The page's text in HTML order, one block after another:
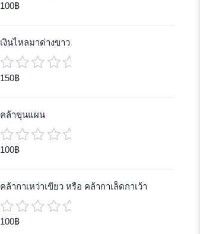
0
of
5
100฿
เงินไหลมาด่างขาว
0
of
5
150฿
คล้าขุนแผน
0
of
5
100฿
คล้ากาเหว่าเขียว หรือ คล้ากาเล็ดกาเว้า
0
100฿